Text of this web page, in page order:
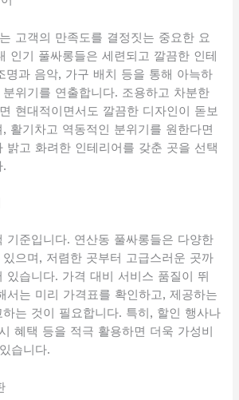
고객의 만족도를 결정짓는 중요한 요
인기 풀싸롱들은 세련되고 깔끔한 인테
명과 음악, 가구 배치 등을 통해 아늑하
위기를 연출합니다. 조용하고 차분한
현대적이면서도 깔끔한 디자인이 돋보
활기차고 역동적인 분위기를 원한다면
밝고 화려한 인테리어를 갖춘 곳을 선택
.
기준입니다. 연산동 풀싸롱들은 다양한
으며, 저렴한 곳부터 고급스러운 곳까
있습니다. 가격 대비 서비스 품질이 뛰
서는 미리 가격표를 확인하고, 제공하는
는 것이 필요합니다. 특히, 할인 행사나
혜택 등을 적극 활용하면 더욱 가성비
습니다.